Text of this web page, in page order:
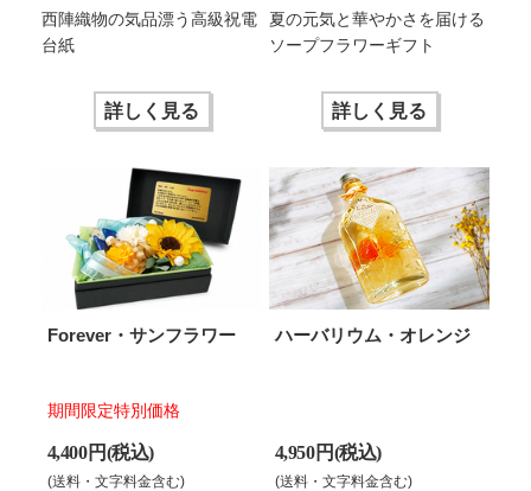
西陣織物の気品漂う高級祝電
台紙
詳しく見る
夏の元気と華やかさを届ける
ソープフラワーギフト
詳しく見る
Forever・サンフラワー
期間限定特別価格
4,400 円(税込)
(送料・文字料金含む)
ハーバリウム・オレンジ
4,950 円(税込)
(送料・文字料金含む)